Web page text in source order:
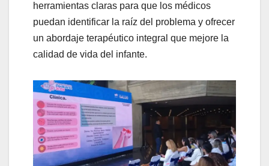
herramientas claras para que los médicos
puedan identificar la raíz del problema y ofrecer
un abordaje terapéutico integral que mejore la
calidad de vida del infante.